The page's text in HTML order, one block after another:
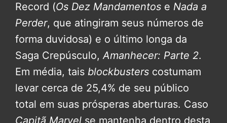
Record (Os Dez Mandamentos e Nada a
Perder, que atingiram seus números de
forma duvidosa) e o último longa da
Saga Crepúsculo,Amanhecer: Parte 2.
Em média, tais blockbusters costumam
levar cerca de 25,4% de seu público
total em suas prósperas aberturas. Caso
Capitã Marvel se mantenha dentro desta